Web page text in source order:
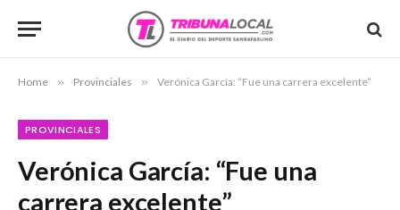
Home » Provinciales » Verónica García: “Fue una carrera excelente”
PROVINCIALES
Verónica García: “Fue una
carrera excelente”